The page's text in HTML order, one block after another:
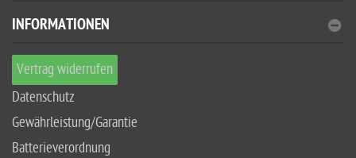
INFORMATIONEN
Vertrag widerrufen
Datenschutz
Gewährleistung/Garantie
Batterieverordnung